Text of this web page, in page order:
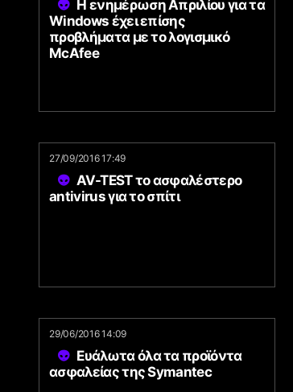
Η ενημέρωση Απριλίου για τα
Windows έχει επίσης
προβλήματα με το λογισμικό
McAfee
27/09/2016 17:49
AV-TEST το ασφαλέστερο
antivirus για το σπίτι
29/06/2016 14:09
Ευάλωτα όλα τα προϊόντα
ασφαλείας της Symantec